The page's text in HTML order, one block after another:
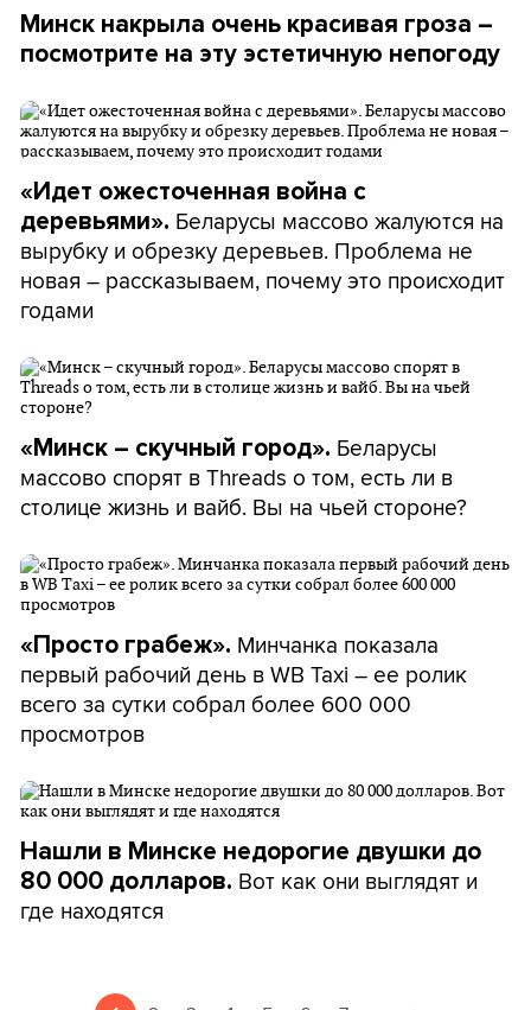
Минск накрыла очень красивая гроза –
посмотрите на эту эстетичную непогоду
«Идет ожесточенная война с
деревьями». Беларусы массово жалуются на
вырубку и обрезку деревьев. Проблема не
новая – рассказываем, почему это происходит
годами
«Минск – скучный город». Беларусы
массово спорят в Threads о том, есть ли в
столице жизнь и вайб. Вы на чьей стороне?
«Просто грабеж». Минчанка показала
первый рабочий день в WB Taxi – ее ролик
всего за сутки собрал более 600 000
просмотров
Нашли в Минске недорогие двушки до
80 000 долларов. Вот как они выглядят и
где находятся